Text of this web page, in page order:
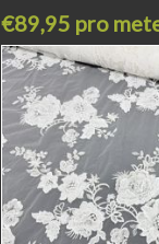
€89,95 pro